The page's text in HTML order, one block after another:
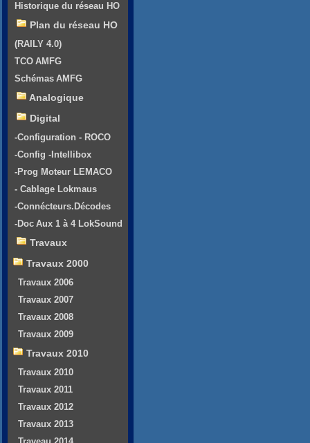
Historique du réseau HO
Plan du réseau HO
(RAILY 4.0)
TCO AMFG
Schémas AMFG
Analogique
Digital
-Configuration - ROCO
-Config -Intellibox
-Prog Moteur LEMACO
- Cablage Lokmaus
-Connécteurs.Décodes
-Doc Aux 1 à 4 LokSound
Travaux
Travaux 2000
Travaux 2006
Travaux 2007
Travaux 2008
Travaux 2009
Travaux 2010
Travaux 2010
Travaux 2011
Travaux 2012
Travaux 2013